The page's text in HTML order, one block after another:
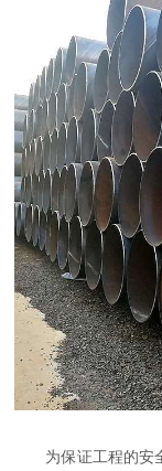
为保证工程的安